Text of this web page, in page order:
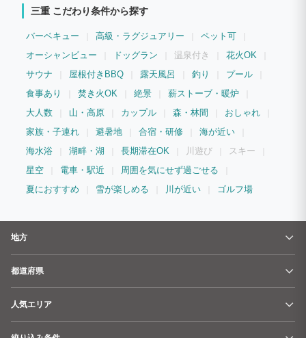
約20分、伊勢神宮まで車で約45分、志摩スペイン村まで約25分など。 Anchor.漁師の
貸切アジトを拠点に伊勢志摩鳥羽エリア全域の魅力をぜひお楽しみください。 【ご予
おります。 ※TABILMO掲載ページのご予約は３ヶ月先迄（月単位での更新）となって
月のご予約受付を開始
三重 こだわり条件から探す
バーベキュー 高級・ラグジュアリー
ペット可
オーシャンビュー
ドッグラン 温泉付き
花火OK
サウナ
屋根付きBBQ 露天風呂 釣り
プール
食事あり
焚き火OK 絶景
薪ストーブ・暖炉
大人数
山・高原 カップル 森・林間
おしゃれ
家族・子連れ
避暑地 合宿・研修
海が近い
海水浴
湖畔・湖 長期滞在OK 川遊び
スキー
星空
電車・駅近
周囲を気にせず過ごせる
夏におすすめ
雪が楽しめる 川が近い ゴルフ場
地方
都道府県
人気エリア